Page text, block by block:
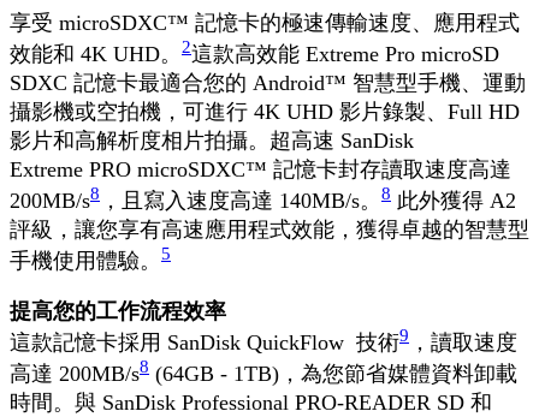
享受 microSDXC™ 記憶卡的極速傳輸速度、應用程式
效能和 4K UHD。
2這款高效能 Extreme Pro microSD
SDXC 記憶卡最適合您的 Android™ 智慧型手機、運動
攝影機或空拍機，可進行 4K UHD 影片錄製、Full HD
影片和高解析度相片拍攝。超高速 SanDisk
Extreme PRO microSDXC™ 記憶卡封存讀取速度高達
200MB/s8 ，且寫入速度高達 140MB/s。 8 此外獲得 A2
評級，讓您享有高速應用程式效能，獲得卓越的智慧型
手機使用體驗。
5
提高您的工作流程效率
這款記憶卡採用 SanDisk QuickFlow 技術9 ，讀取速度
高達 200MB/s8 (64GB - 1TB)，為您節省媒體資料卸載
時間。與 SanDisk Professional PRO-READER SD 和